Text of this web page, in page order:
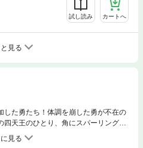
試し読み カートへ
見る
した勇たち！体調を崩した勇が不在の
天王のひとり、角にスパーリングを
スパーリング大会が開催され、他のけ
…！？